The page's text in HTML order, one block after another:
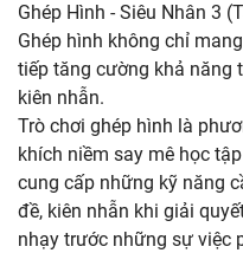
Ghép Hình - Siêu Nhân 3
Ghép hình không chỉ
tiếp tăng cường khả năng
kiên nhẫn.
Trò chơi ghép hình là
khích niềm say mê học
cung cấp những kỹ năng
đề, kiên nhẫn khi giải
nhạy trước những sự việc